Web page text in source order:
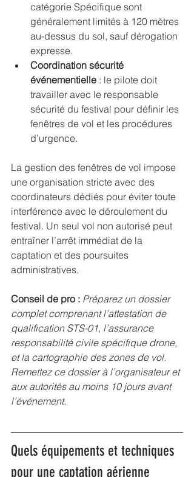
catégorie Spécifique sont
généralement limités à 120 mètres
au-dessus du sol, sauf dérogation
expresse.
Coordination sécurité
événementielle : le pilote doit
travailler avec le responsable
sécurité du festival pour définir les
fenêtres de vol et les procédures
d’urgence.
La gestion des fenêtres de vol impose
une organisation stricte avec des
coordinateurs dédiés pour éviter toute
interférence avec le déroulement du
festival. Un seul vol non autorisé peut
entraîner l’arrêt immédiat de la
captation et des poursuites
administratives.
Conseil de pro : Préparez un dossier
complet comprenant l’attestation de
qualification STS-01, l’assurance
responsabilité civile spécifique drone,
et la cartographie des zones de vol.
Remettez ce dossier à l’organisateur et
aux autorités au moins 10 jours avant
l’événement.
Quels équipements et techniques
pour une captation aérienne